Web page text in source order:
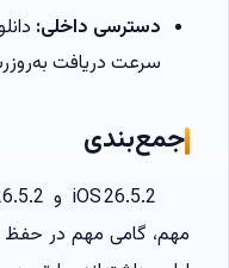
دسترسی داخلی:
سرعت دریافت
جمع‌بندی
مهم، گامی مهم در